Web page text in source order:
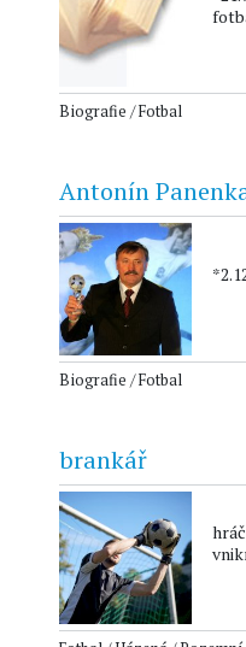
Biografie / Fotbal
Antonín
Biografie / Fotbal
brankář